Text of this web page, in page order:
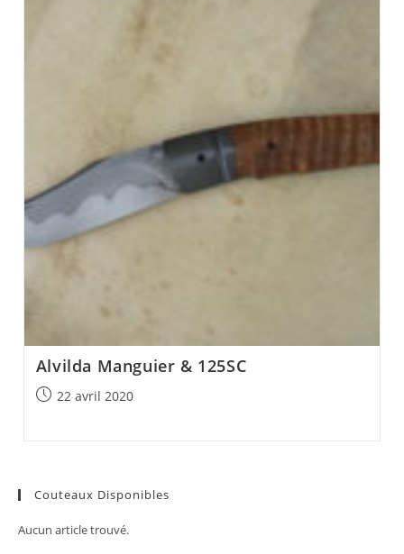
Alvilda Manguier & 125SC
Post22 avril 2020
Couteaux Disponibles
Aucun article trouvé.